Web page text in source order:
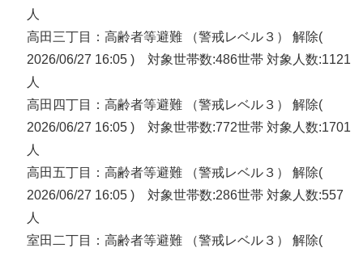
人
高田三丁目：高齢者等避難 （警戒レベル３） 解除(
2026/06/27 16:05 ) 対象世帯数:486世帯 対象人数:1121
人
高田四丁目：高齢者等避難 （警戒レベル３） 解除(
2026/06/27 16:05 ) 対象世帯数:772世帯 対象人数:1701
人
高田五丁目：高齢者等避難 （警戒レベル３） 解除(
2026/06/27 16:05 ) 対象世帯数:286世帯 対象人数:557
人
室田二丁目：高齢者等避難 （警戒レベル３） 解除(